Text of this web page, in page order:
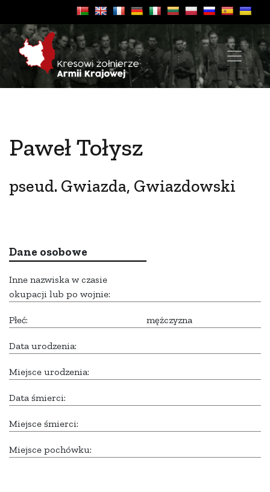
Paweł Tołysz
pseud. Gwiazda, Gwiazdowski
Dane osobowe
Inne nazwiska w czasie
okupacji lub po wojnie:
Płeć: mężczyzna
Data urodzenia:
Miejsce urodzenia:
Data śmierci:
Miejsce śmierci:
Miejsce pochówku: